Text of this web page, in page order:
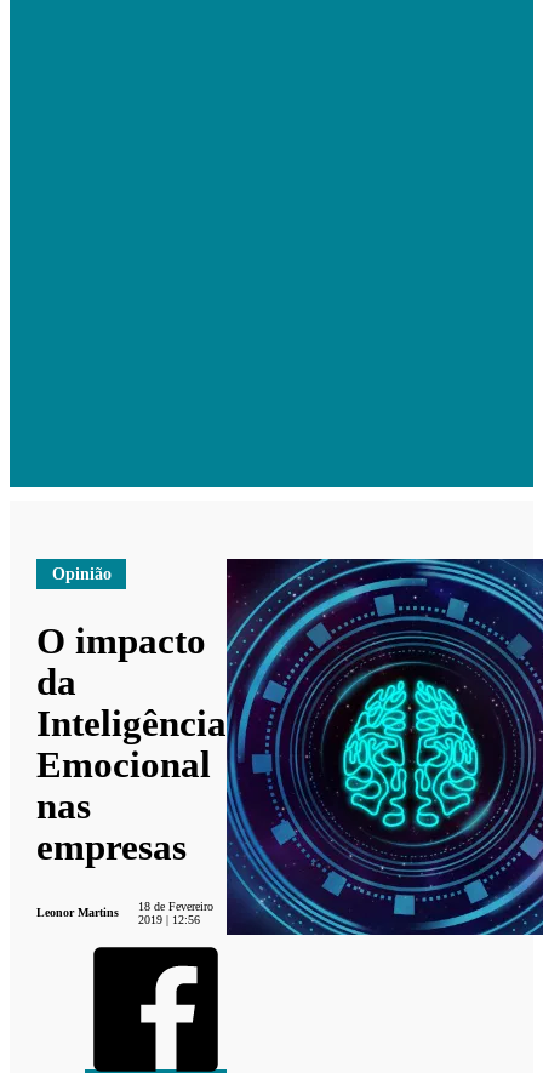
Opinião
O impacto
da
Inteligência
Emocional
nas
empresas
Leonor Martins
18 de Fevereiro
2019 | 12:56